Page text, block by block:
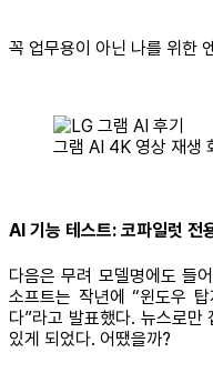
꼭 업무용이 아닌 나를 위한
그램 AI 4K 영상 재생
AI 기능 테스트: 코파일럿 전
다음은 무려 모델명에도 들
소프트는 작년에 “윈도우
다”라고 발표했다. 뉴스로만
있게 되었다. 어땠을까?